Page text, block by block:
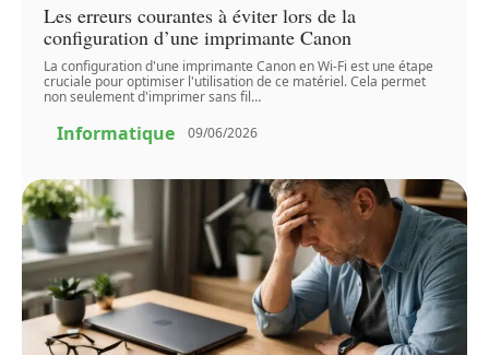
Les erreurs courantes à éviter lors de la
configuration d’une imprimante Canon
La configuration d'une imprimante Canon en Wi-Fi est une étape
cruciale pour optimiser l'utilisation de ce matériel. Cela permet
non seulement d'imprimer sans fil…
Informatique 09/06/2026